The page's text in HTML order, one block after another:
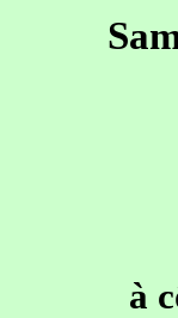
à